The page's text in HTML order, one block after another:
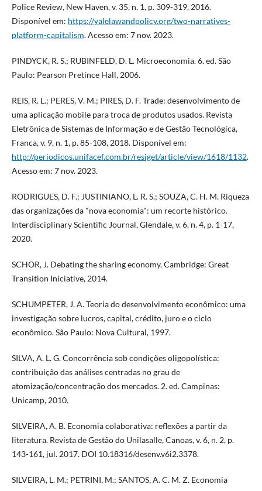
Police Review, New Haven, v. 35, n. 1, p. 309-319, 2016.
Disponível em: https://yalelawandpolicy.org/two-narratives-
platform-capitalism. Acesso em: 7 nov. 2023.
PINDYCK, R. S.; RUBINFELD, D. L. Microeconomia. 6. ed. São
Paulo: Pearson Pretince Hall, 2006.
REIS, R. L.; PERES, V. M.; PIRES, D. F. Trade: desenvolvimento de
uma aplicação mobile para troca de produtos usados. Revista
Eletrônica de Sistemas de Informação e de Gestão Tecnológica,
Franca, v. 9, n. 1, p. 85-108, 2018. Disponível em:
http://periodicos.unifacef.com.br/resiget/article/view/1618/1132.
Acesso em: 7 nov. 2023.
RODRIGUES, D. F.; JUSTINIANO, L. R. S.; SOUZA, C. H. M. Riqueza
das organizações da "nova economia": um recorte histórico.
Interdisciplinary Scientific Journal, Glendale, v. 6, n. 4, p. 1-17,
2020.
SCHOR, J. Debating the sharing economy. Cambridge: Great
Transition Iniciative, 2014.
SCHUMPETER, J. A. Teoria do desenvolvimento econômico: uma
investigação sobre lucros, capital, crédito, juro e o ciclo
econômico. São Paulo: Nova Cultural, 1997.
SILVA, A. L. G. Concorrência sob condições oligopolística:
contribuição das análises centradas no grau de
atomização/concentração dos mercados. 2. ed. Campinas:
Unicamp, 2010.
SILVEIRA, A. B. Economia colaborativa: reflexões a partir da
literatura. Revista de Gestão do Unilasalle, Canoas, v. 6, n. 2, p.
143-161, jul. 2017. DOI 10.18316/desenv.v6i2.3378.
SILVEIRA, L. M.; PETRINI, M.; SANTOS, A. C. M. Z. Economia